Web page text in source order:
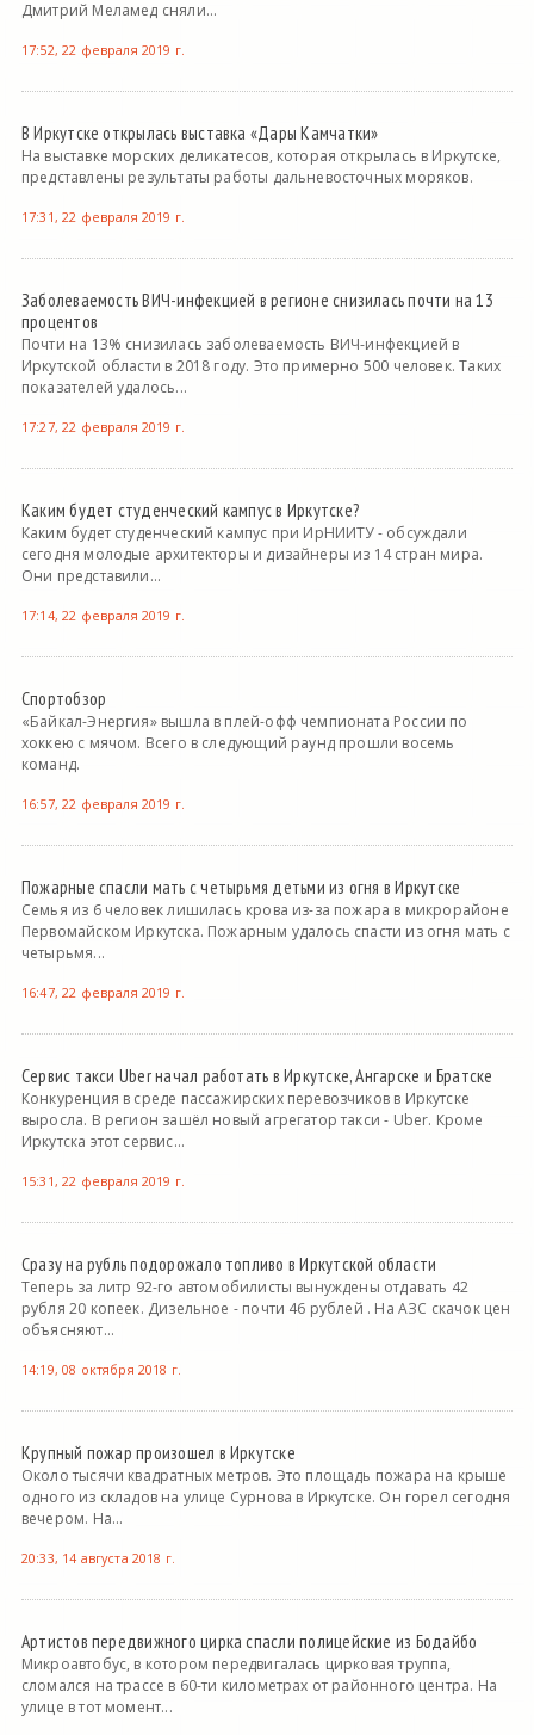
Дмитрий Меламед сняли...
17:52, 22 февраля 2019 г.
В Иркутске открылась выставка «Дары Камчатки»
На выставке морских деликатесов, которая открылась в Иркутске,
представлены результаты работы дальневосточных моряков.
17:31, 22 февраля 2019 г.
Заболеваемость ВИЧ-инфекцией в регионе снизилась почти на 13
процентов
Почти на 13% снизилась заболеваемость ВИЧ-инфекцией в
Иркутской области в 2018 году. Это примерно 500 человек. Таких
показателей удалось...
17:27, 22 февраля 2019 г.
Каким будет студенческий кампус в Иркутске?
Каким будет студенческий кампус при ИрНИИТУ - обсуждали
сегодня молодые архитекторы и дизайнеры из 14 стран мира.
Они представили...
17:14, 22 февраля 2019 г.
Спортобзор
«Байкал-Энергия» вышла в плей-офф чемпионата России по
хоккею с мячом. Всего в следующий раунд прошли восемь
команд.
16:57, 22 февраля 2019 г.
Пожарные спасли мать с четырьмя детьми из огня в Иркутске
Семья из 6 человек лишилась крова из-за пожара в микрорайоне
Первомайском Иркутска. Пожарным удалось спасти из огня мать с
четырьмя...
16:47, 22 февраля 2019 г.
Сервис такси Uber начал работать в Иркутске, Ангарске и Братске
Конкуренция в среде пассажирских перевозчиков в Иркутске
выросла. В регион зашёл новый агрегатор такси - Uber. Кроме
Иркутска этот сервис...
15:31, 22 февраля 2019 г.
Сразу на рубль подорожало топливо в Иркутской области
Теперь за литр 92-го автомобилисты вынуждены отдавать 42
рубля 20 копеек. Дизельное - почти 46 рублей . На АЗС скачок цен
объясняют...
14:19, 08 октября 2018 г.
Крупный пожар произошел в Иркутске
Около тысячи квадратных метров. Это площадь пожара на крыше
одного из складов на улице Сурнова в Иркутске. Он горел сегодня
вечером. На...
20:33, 14 августа 2018 г.
Артистов передвижного цирка спасли полицейские из Бодайбо
Микроавтобус, в котором передвигалась цирковая труппа,
сломался на трассе в 60-ти километрах от районного центра. На
улице в тот момент...